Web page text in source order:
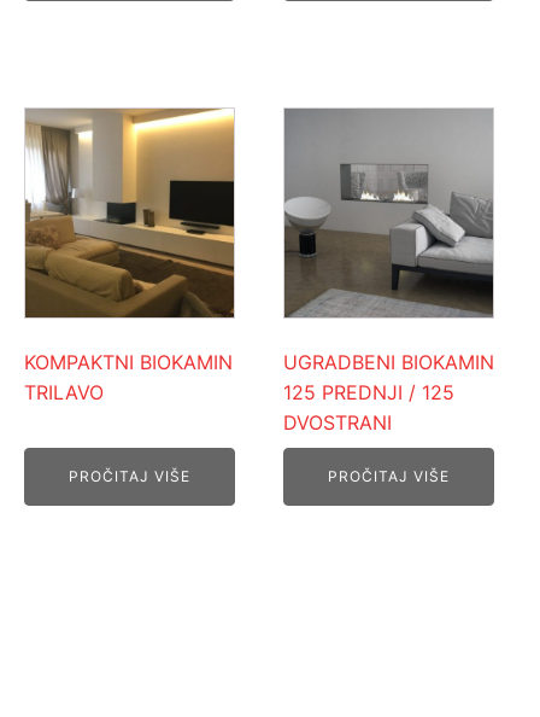
KOMPAKTNI BIOKAMIN
TRILAVO
PROČITAJ VIŠE
UGRADBENI BIOKAMIN
125 PREDNJI / 125
DVOSTRANI
PROČITAJ VIŠE